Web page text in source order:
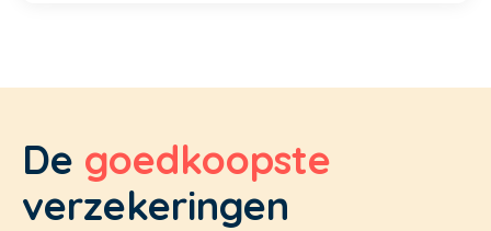
De goedkoopste
verzekeringen